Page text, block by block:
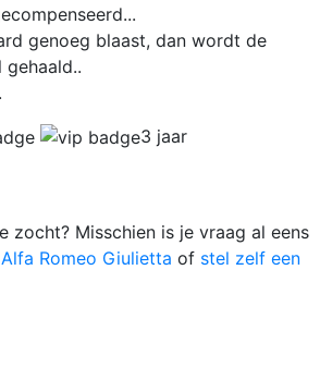
genoeg blaast, dan wordt de
gehaald..
3 jaar
zocht? Misschien is je vraag al eens
Alfa Romeo Giulietta of stel zelf een